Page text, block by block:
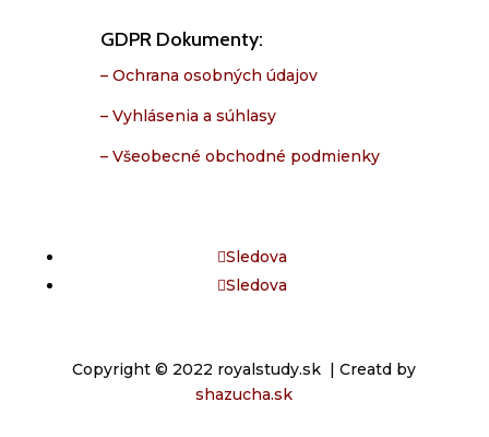
GDPR Dokumenty:
– Ochrana osobných údajov
– Vyhlásenia a súhlasy
– Všeobecné obchodné podmienky
Sledova
Sledova
Copyright © 2022 royalstudy.sk | Creatd by
shazucha.sk